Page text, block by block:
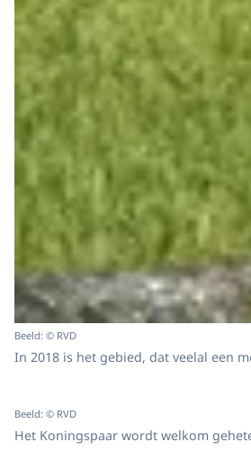
Beeld: © RVD
In 2018 is het gebied, dat veelal een
Beeld: © RVD
Het Koningspaar wordt welkom